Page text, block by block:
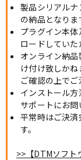
製品シリアル
の納品となりま
プラグイン本
ロードしていた
オンライン納
け付け致しか
ご確認の上でご
インストール
サポートにお問
平常時はご決
す。
>>【DTMソフト